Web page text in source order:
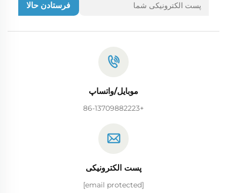
فرستادن حالا
موبایل/واتساپ
+86-13709882223
پست الکترونیکی
[email protected]